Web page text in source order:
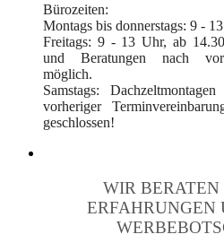
Bürozeiten:
Montags bis donnerstags: 9 -
Freitags: 9 - 13 Uhr, ab
und Beratungen nach
möglich.
Samstags:
vorheriger
geschlossen!
WIR